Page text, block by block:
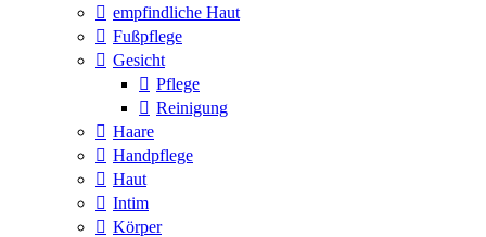
empfindliche Haut
Fußpflege
Gesicht
Pflege
Reinigung
Haare
Handpflege
Haut
Intim
Körper